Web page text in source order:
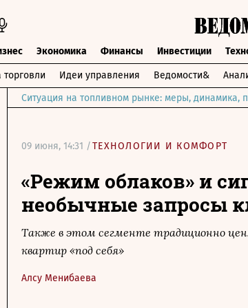
Экономика Финансы Инвестиции
Идеи управления Ведомости&
Ситуация на топливном рынке: меры, динамика,
09 июня, 14:31 /ТЕХНОЛОГИИ И КОМФОРТ
«Режим облаков» и
необычные запросы
Также в этом сегменте традиционно
квартир «под себя»
Алсу Менибаева